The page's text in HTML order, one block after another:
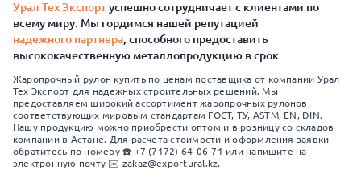
Урал Тех Экспортуспешно сотрудничает с клиентами по
всему миру. Мы гордимся нашей репутацией
надежного партнера, способного предоставить
высококачественную металлопродукцию в срок.
Жаропрочный рулон купить по ценам поставщика от компании Урал
Тех Экспорт для надежных строительных решений. Мы
предоставляем широкий ассортимент жаропрочных рулонов,
соответствующих мировым стандартам ГОСТ, ТУ, ASTM, EN, DIN.
Нашу продукцию можно приобрести оптом и в розницу со складов
компании в Астане. Для расчета стоимости и оформления заявки
обратитесь по номеру ☎️ +7 (7172) 64-06-71 или напишите на
электронную почту ✉️ zakaz@exportural.kz.